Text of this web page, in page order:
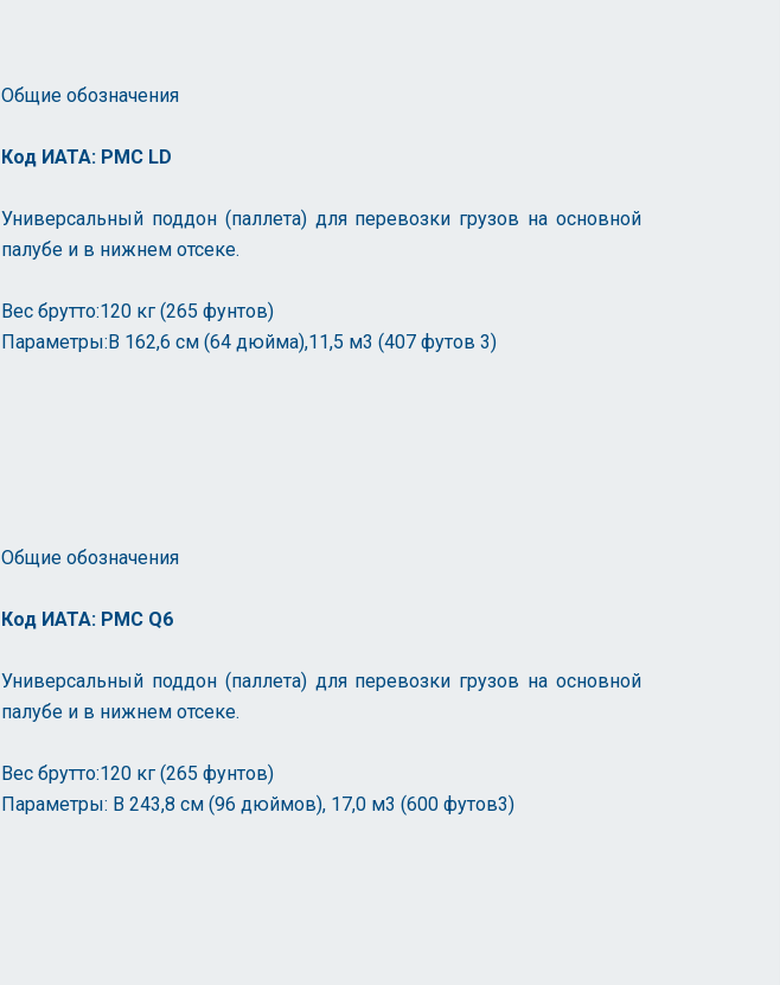
Общие обозначения
Код ИАТА: PMC LD
Универсальный поддон (паллета) для перевозки грузов на основной
палубе и в нижнем отсеке.
Вес брутто:120 кг (265 фунтов)
Параметры:В 162,6 см (64 дюйма),11,5 м3 (407 футов 3)
Общие обозначения
Код ИАТА: PMC Q6
Универсальный поддон (паллета) для перевозки грузов на основной
палубе и в нижнем отсеке.
Вес брутто:120 кг (265 фунтов)
Параметры: В 243,8 см (96 дюймов), 17,0 м3 (600 футов3)